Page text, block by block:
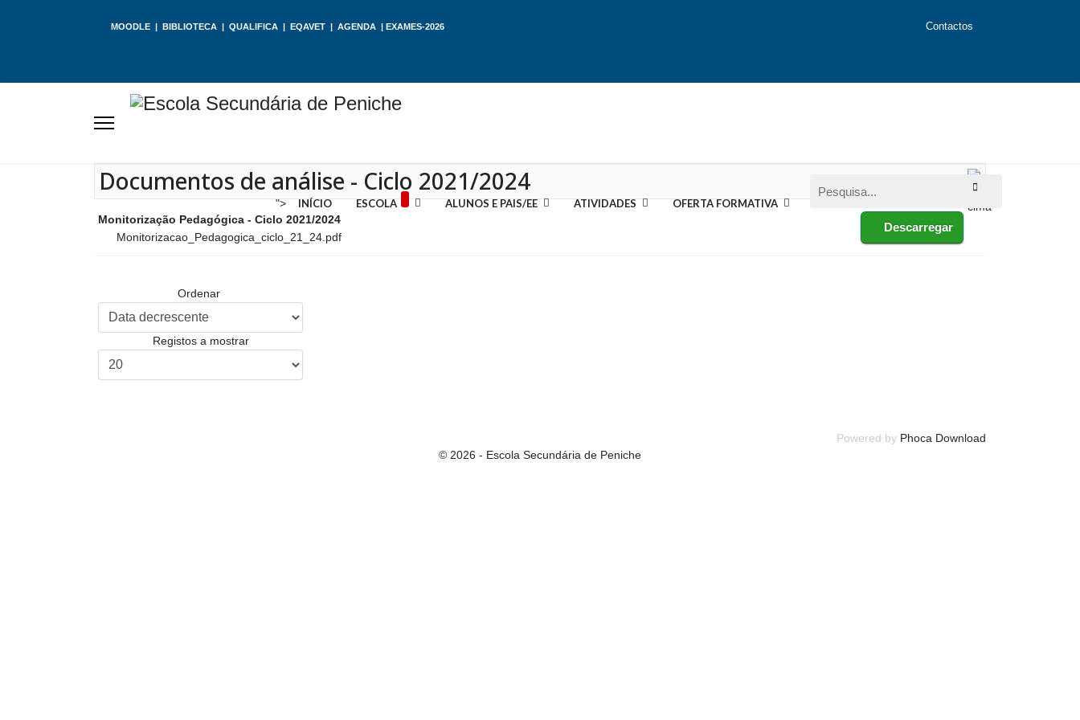
MOODLE | BIBLIOTECA | QUALIFICA | EQAVET | AGENDA | EXAMES-2026 Contactos
"> INÍCIO ESCOLA ALUNOS E PAIS/EE ATIVIDADES OFERTA FORMATIVA
Documentos de análise - Ciclo 2021/2024
Monitorização Pedagógica - Ciclo 2021/2024
Monitorizacao_Pedagogica_ciclo_21_24.pdf
Descarregar
Ordenar
Registos a mostrar
Powered by Phoca Download
© 2026 - Escola Secundária de Peniche